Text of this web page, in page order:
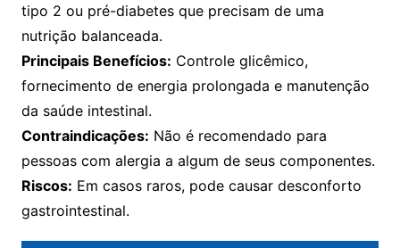
tipo 2 ou pré-diabetes que precisam de uma
nutrição balanceada.
Principais Benefícios: Controle glicêmico,
fornecimento de energia prolongada e manutenção
da saúde intestinal.
Contraindicações: Não é recomendado para
pessoas com alergia a algum de seus componentes.
Riscos: Em casos raros, pode causar desconforto
gastrointestinal.